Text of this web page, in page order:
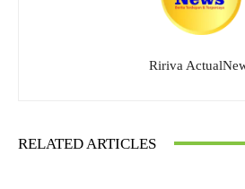
Ririva
RELATED ARTICLES